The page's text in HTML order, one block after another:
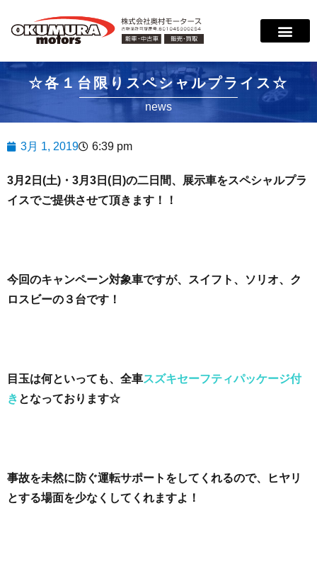
☆各１台限りスペシャルプライス☆
news
3月 1, 2019 6:39 pm
3月2日(土)・3月3日(日)の二日間、展示車をスペシャルプラ
イスでご提供させて頂きます！！
今回のキャンペーン対象車ですが、スイフト、ソリオ、ク
ロスビーの３台です！
目玉は何といっても、全車スズキセーフティパッケージ付
き となっております☆
事故を未然に防ぐ運転サポートをしてくれるので、ヒヤリ
とする場面を少なくしてくれますよ！